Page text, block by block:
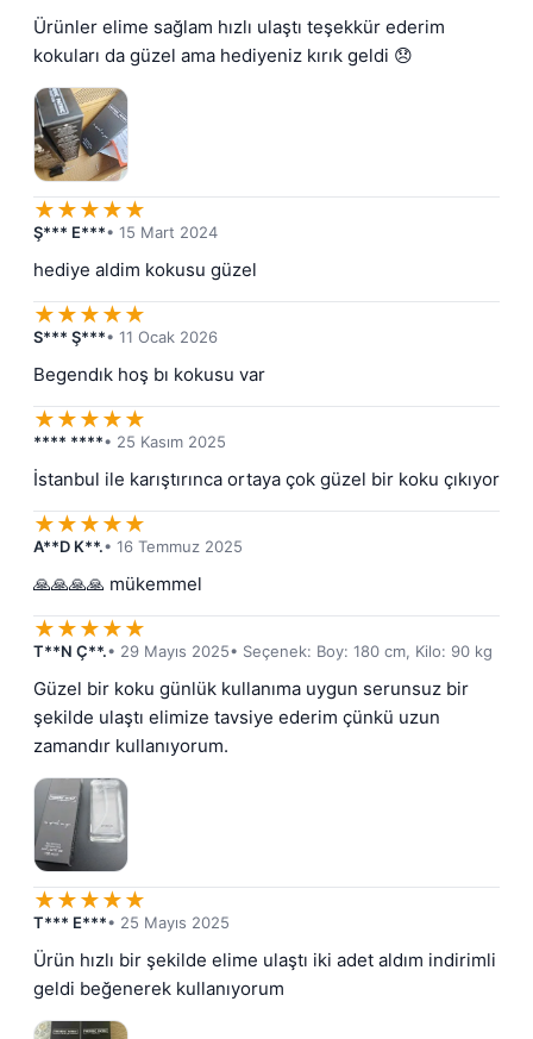
Ürünler elime sağlam hızlı ulaştı teşekkür ederim
kokuları da güzel ama hediyeniz kırık geldi 😞
★★★★★
Ş*** E***• 15 Mart 2024
hediye aldim kokusu güzel
★★★★★
S*** Ş***• 11 Ocak 2026
Begendık hoş bı kokusu var
★★★★★
**** ****• 25 Kasım 2025
İstanbul ile karıştırınca ortaya çok güzel bir koku çıkıyor
★★★★★
A**D K**.• 16 Temmuz 2025
🙏🙏🙏🙏 mükemmel
★★★★★
T**N Ç**.• 29 Mayıs 2025• Seçenek: Boy: 180 cm, Kilo: 90 kg
Güzel bir koku günlük kullanıma uygun serunsuz bir
şekilde ulaştı elimize tavsiye ederim çünkü uzun
zamandır kullanıyorum.
★★★★★
T*** E***• 25 Mayıs 2025
Ürün hızlı bir şekilde elime ulaştı iki adet aldım indirimli
geldi beğenerek kullanıyorum